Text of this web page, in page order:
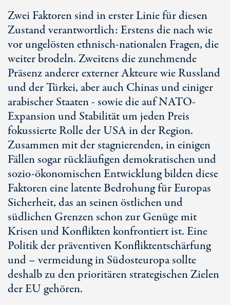
Zwei Faktoren sind in erster Linie für diesen
Zustand verantwortlich: Erstens die nach wie
vor ungelösten ethnisch-nationalen Fragen, die
weiter brodeln. Zweitens die zunehmende
Präsenz anderer externer Akteure wie Russland
und der Türkei, aber auch Chinas und einiger
arabischer Staaten - sowie die auf NATO-
Expansion und Stabilität um jeden Preis
fokussierte Rolle der USA in der Region.
Zusammen mit der stagnierenden, in einigen
Fällen sogar rückläufigen demokratischen und
sozio-ökonomischen Entwicklung bilden diese
Faktoren eine latente Bedrohung für Europas
Sicherheit, das an seinen östlichen und
südlichen Grenzen schon zur Genüge mit
Krisen und Konflikten konfrontiert ist. Eine
Politik der präventiven Konfliktentschärfung
und – vermeidung in Südosteuropa sollte
deshalb zu den prioritären strategischen Zielen
der EU gehören.